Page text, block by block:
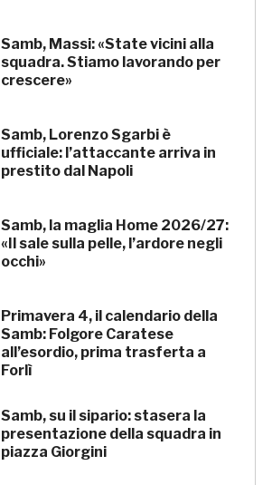
Samb, Massi: «State vicini alla
squadra. Stiamo lavorando per
crescere»
Samb, Lorenzo Sgarbi è
ufficiale: l’attaccante arriva in
prestito dal Napoli
Samb, la maglia Home 2026/27:
«Il sale sulla pelle, l’ardore negli
occhi»
Primavera 4, il calendario della
Samb: Folgore Caratese
all’esordio, prima trasferta a
Forlì
Samb, su il sipario: stasera la
presentazione della squadra in
piazza Giorgini